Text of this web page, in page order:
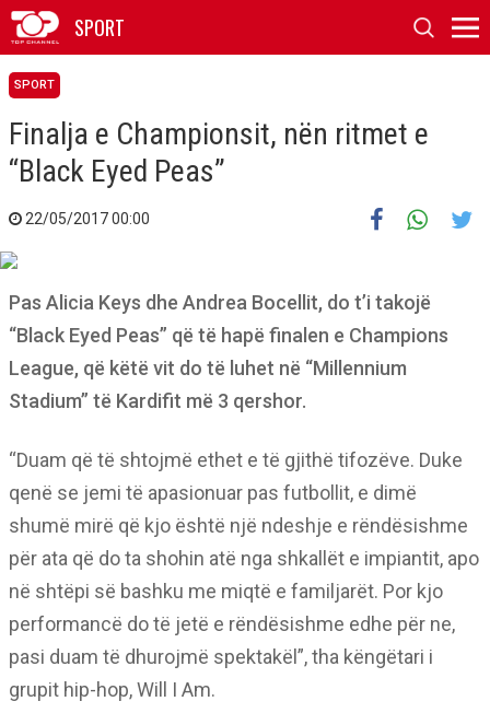
SPORT
SPORT
Finalja e Championsit, nën ritmet e
“Black Eyed Peas”
22/05/2017 00:00
Pas Alicia Keys dhe Andrea Bocellit, do t’i takojë
“Black Eyed Peas” që të hapë finalen e Champions
League, që këtë vit do të luhet në “Millennium
Stadium” të Kardifit më 3 qershor.
“Duam që të shtojmë ethet e të gjithë tifozëve. Duke
qenë se jemi të apasionuar pas futbollit, e dimë
shumë mirë që kjo është një ndeshje e rëndësishme
për ata që do ta shohin atë nga shkallët e impiantit, apo
në shtëpi së bashku me miqtë e familjarët. Por kjo
performancë do të jetë e rëndësishme edhe për ne,
pasi duam të dhurojmë spektakël”, tha këngëtari i
grupit hip-hop, Will I Am.